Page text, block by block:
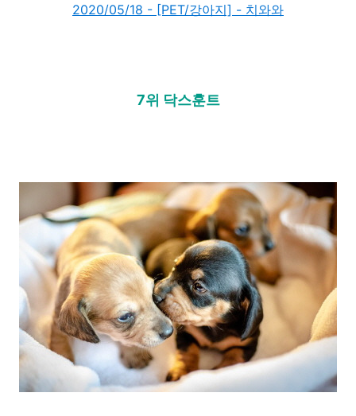
2020/05/18 - [PET/강아지] - 치와와
7위 닥스훈트